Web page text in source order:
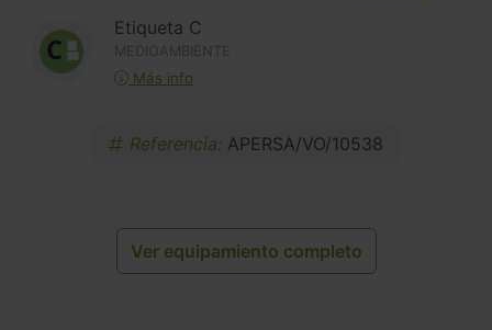
Etiqueta C
MEDIOAMBIENTE
Más info
Referencia: APERSA/VO/10538
Ver equipamiento completo